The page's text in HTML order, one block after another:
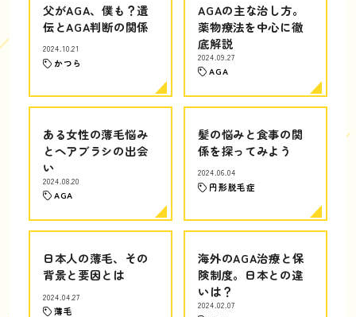
父がAGA、僕も？遺
伝とAGA判断の関係
2024.10.21
かつら
AGAの主な治し方。
薬物療法を中心に徹
底解説
2024.09.27
AGA
ある女性の薄毛悩み
とヘアブラシの出会
い
2024.08.20
AGA
髪の悩みと食事の関
係を探ってみよう
2024.06.04
円形脱毛症
日本人の薄毛、その
背景と要因とは
2024.04.27
薄毛
海外のAGA治療と保
険制度。日本との違
いは？
2024.02.07